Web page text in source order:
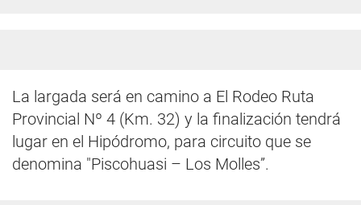
La largada será en camino a El Rodeo Ruta
Provincial Nº 4 (Km. 32) y la finalización tendrá
lugar en el Hipódromo, para circuito que se
denomina "Piscohuasi – Los Molles”.